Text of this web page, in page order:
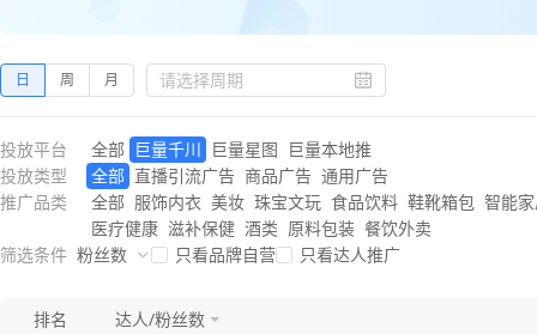
日 周 月
投放平台 全部 巨量千川 巨量星图 巨量本地推
投放类型
全部 直播引流广告 商品广告 通用广告
推广品类
全部 服饰内衣 美妆 珠宝文玩 食品饮料 鞋靴箱包 智能
医疗健康 滋补保健 酒类 原料包装 餐饮外卖
筛选条件 粉丝数 只看品牌自营 只看达人推广
排名 达人/粉丝数